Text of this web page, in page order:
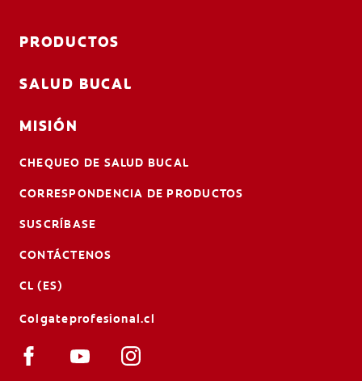
PRODUCTOS
SALUD BUCAL
MISIÓN
CHEQUEO DE SALUD BUCAL
CORRESPONDENCIA DE PRODUCTOS
SUSCRÍBASE
CONTÁCTENOS
CL (ES)
Colgateprofesional.cl